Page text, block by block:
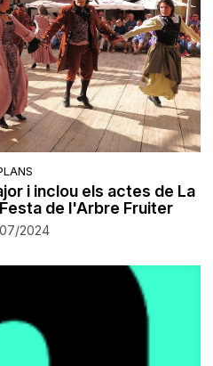
i inclou els actes de La
de l'Arbre Fruiter
2024